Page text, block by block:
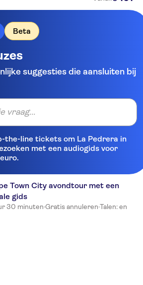
Beta
suggesties die aansluiten bij
vraag...
the-line tickets om La Pedrera in
met een audiogids voor
Town City avondtour met een
gids
30 minuten·Gratis annuleren·Talen: en